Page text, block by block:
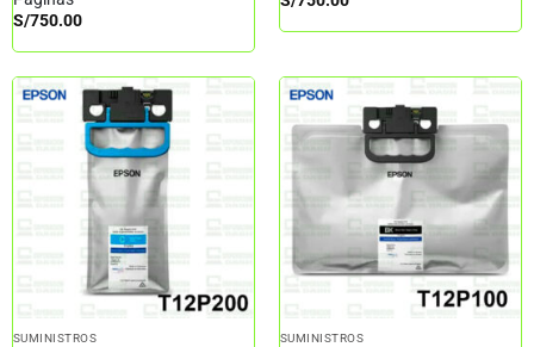
S/750.00
SUMINISTROS SUMINISTROS